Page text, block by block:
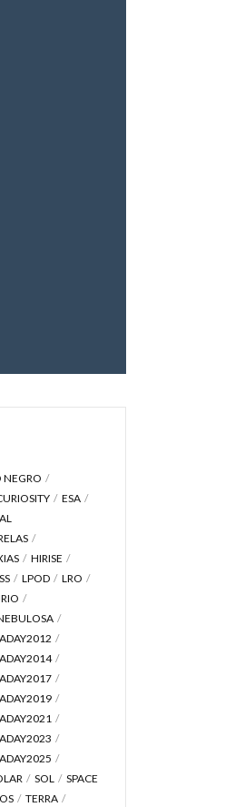
NEGRO
ESA
HIRISE
LPOD
LRO
SOL
SPACE
TERRA